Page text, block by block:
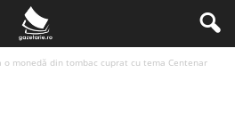
o monedă din tombac cuprat cu tema Centenar